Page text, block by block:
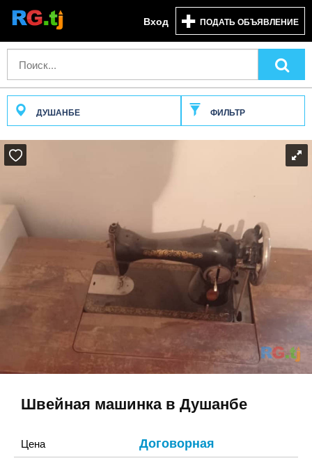
Вход ПОДАТЬ ОБЪЯВЛЕНИЕ
ДУШАНБЕ ФИЛЬТР
Швейная машинка в Душанбе
Цена Договорная